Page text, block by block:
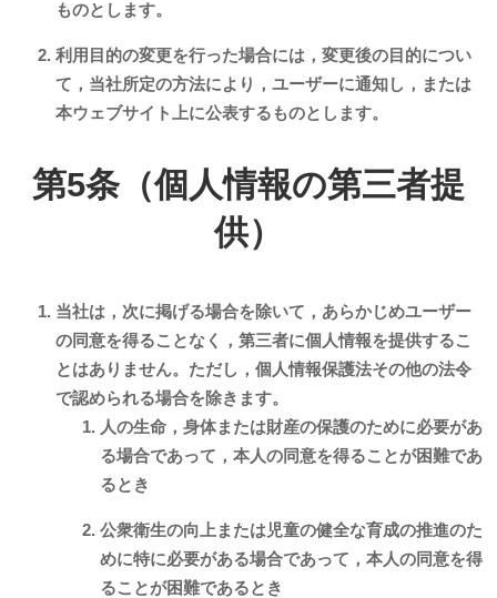
ものとします。
利用目的の変更を行った場合には，変更後の目的につい
て，当社所定の方法により，ユーザーに通知し，または
本ウェブサイト上に公表するものとします。
第5条（個人情報の第三者提
供）
当社は，次に掲げる場合を除いて，あらかじめユーザー
の同意を得ることなく，第三者に個人情報を提供するこ
とはありません。ただし，個人情報保護法その他の法令
で認められる場合を除きます。
人の生命，身体または財産の保護のために必要があ
る場合であって，本人の同意を得ることが困難であ
るとき
公衆衛生の向上または児童の健全な育成の推進のた
めに特に必要がある場合であって，本人の同意を得
ることが困難であるとき